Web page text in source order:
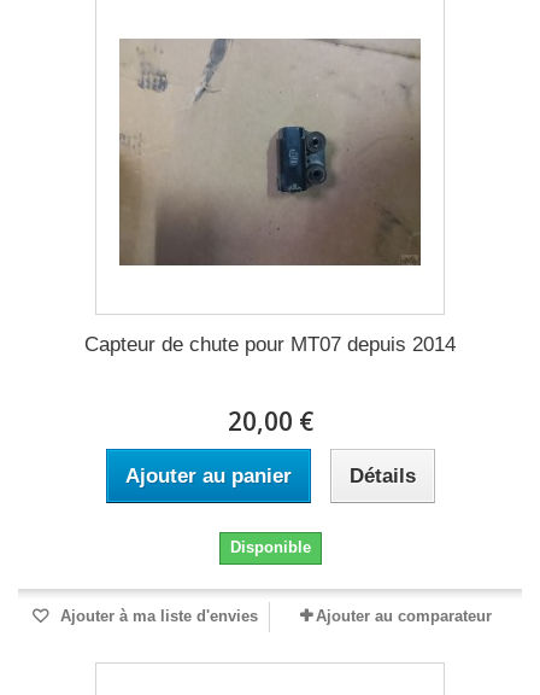
Capteur de chute pour MT07 depuis 2014
20,00 €
Ajouter au panier Détails
Disponible
Ajouter à ma liste d'envies Ajouter au comparateur